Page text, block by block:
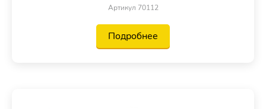
Артикул 70112
Подробнее